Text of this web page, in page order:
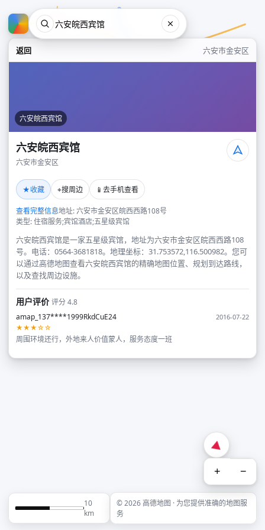
返回 六安市金安区
六安皖西宾馆
六安皖西宾馆
六安市金安区
★收藏 ⌖搜周边 📱 去手机查看
查看完整信息地址: 六安市金安区皖西西路108号
类型: 住宿服务;宾馆酒店;五星级宾馆
六安皖西宾馆是一家五星级宾馆，地址为六安市金安区皖西西路108
号。电话：0564-3681818。地理坐标：31.753572,116.500982。您可
以通过高德地图查看六安皖西宾馆的精确地图位置、规划到达路线，
以及查找周边设施。
用户评价评分 4.8
amap_137****1999RkdCuE24
2016-07-22
★★★☆☆
周围环境还行，外地来人价值蒙人，服务态度一班
+ −
10
km
© 2026 高德地图 · 为您提供准确的地图服
务